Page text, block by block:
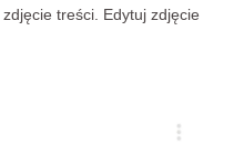
treści. Edytuj zdjęcie